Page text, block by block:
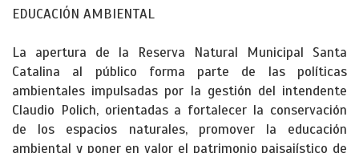
EDUCACIÓN AMBIENTAL
La apertura de la Reserva Natural Municipal Santa
Catalina al público forma parte de las políticas
ambientales impulsadas por la gestión del intendente
Claudio Polich, orientadas a fortalecer la conservación
de los espacios naturales, promover la educación
ambiental y poner en valor el patrimonio paisajístico de